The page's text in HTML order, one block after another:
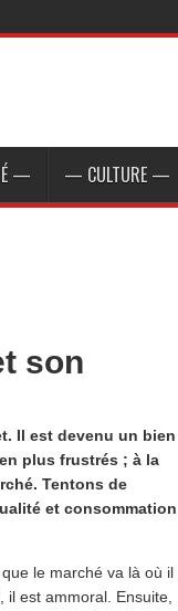
— — CULTURE —
son
Il est devenu un bien
plus frustrés ; à la
Tentons de
et consommation
le marché va là où il
est ammoral. Ensuite,